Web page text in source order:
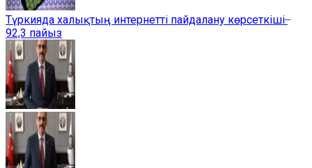
Түркияда халықтың интернетті пайдалану көрсеткіші ̶
92,3 пайыз